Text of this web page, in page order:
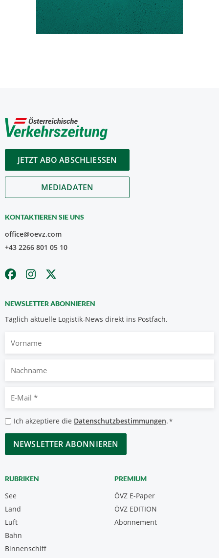
JETZT ABO ABSCHLIESSEN
MEDIADATEN
KONTAKTIEREN SIE UNS
office@oevz.com
+43 2266 801 05 10
NEWSLETTER ABONNIEREN
Täglich aktuelle Logistik-News direkt ins Postfach.
Nachname
Mail
*
Datenschutzbestimmungen
*
Ich akzeptiere die Datenschutzbestimmungen.*
CAPTCHA
RUBRIKEN
See
Land
Luft
Bahn
Binnenschiff
PREMIUM
ÖVZ E-Paper
Abonnement
ÖVZ EDITION